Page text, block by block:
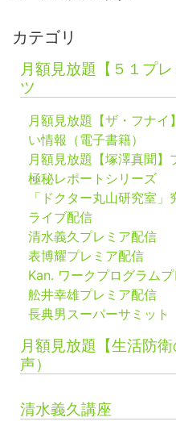
カテゴリ
月額見放題【５１プ
ツ
月額見放題【ザ・フナイ
い情報（電子書籍）
月額見放題【塚澤真聞】
極秘レポートシリーズ
「ドクター丸山研究室
ライブ配信
清水義久プレミア配信
表博耀プレミア配信
Kan. ワークプログラム
舩井幸雄プレミア配信
長典男スーパーサミット
月額見放題【生活防
声）
清水義久講座